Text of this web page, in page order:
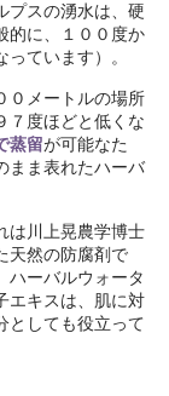
プスの湧水は、硬
的に、１００度か
ています）。
０メートルの場所
７度ほどと低くな
蒸留が可能なた
まま表れたハーバ
は川上晃農学博士
天然の防腐剤で
ハーバルウォータ
エキスは、肌に対
としても役立って